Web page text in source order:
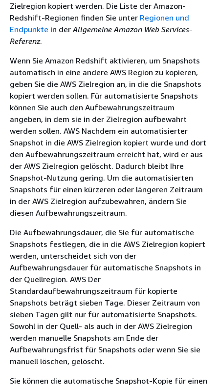
Zielregion kopiert werden. Die Liste der Amazon-
Redshift-Regionen finden Sie unter Regionen und
Endpunkte in derAllgemeine Amazon Web Services-
Referenz.
Wenn Sie Amazon Redshift aktivieren, um Snapshots
automatisch in eine andere AWS Region zu kopieren,
geben Sie die AWS Zielregion an, in die die Snapshots
kopiert werden sollen. Für automatisierte Snapshots
können Sie auch den Aufbewahrungszeitraum
angeben, in dem sie in der Zielregion aufbewahrt
werden sollen. AWS Nachdem ein automatisierter
Snapshot in die AWS Zielregion kopiert wurde und dort
den Aufbewahrungszeitraum erreicht hat, wird er aus
der AWS Zielregion gelöscht. Dadurch bleibt Ihre
Snapshot-Nutzung gering. Um die automatisierten
Snapshots für einen kürzeren oder längeren Zeitraum
in der AWS Zielregion aufzubewahren, ändern Sie
diesen Aufbewahrungszeitraum.
Die Aufbewahrungsdauer, die Sie für automatische
Snapshots festlegen, die in die AWS Zielregion kopiert
werden, unterscheidet sich von der
Aufbewahrungsdauer für automatische Snapshots in
der Quellregion. AWS Der
Standardaufbewahrungszeitraum für kopierte
Snapshots beträgt sieben Tage. Dieser Zeitraum von
sieben Tagen gilt nur für automatisierte Snapshots.
Sowohl in der Quell- als auch in der AWS Zielregion
werden manuelle Snapshots am Ende der
Aufbewahrungsfrist für Snapshots oder wenn Sie sie
manuell löschen, gelöscht.
Sie können die automatische Snapshot-Kopie für einen